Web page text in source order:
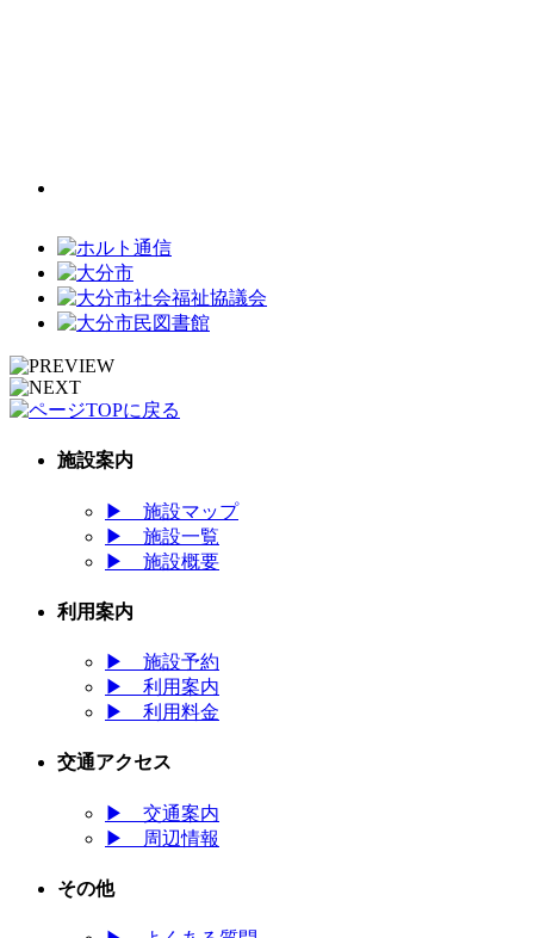
施設案内
▶ 施設マップ
▶ 施設一覧
▶ 施設概要
利用案内
▶ 施設予約
▶ 利用案内
▶ 利用料金
交通アクセス
▶ 交通案内
▶
周辺情報
その他